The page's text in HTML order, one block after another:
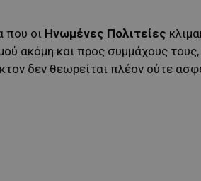
που οι Ηνωμένες Πολιτείες
ακόμη και προς συμμάχους
δεν θεωρείται πλέον ούτε